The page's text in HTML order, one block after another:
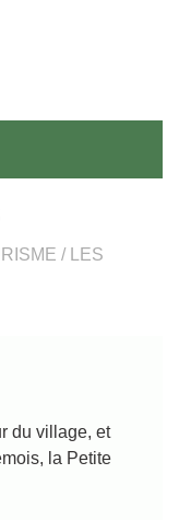
/
LES
du village, et
la Petite